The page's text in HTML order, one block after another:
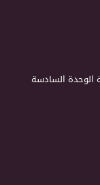
الوحدة السادسة